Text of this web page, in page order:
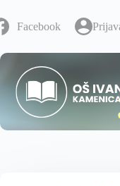
Facebook